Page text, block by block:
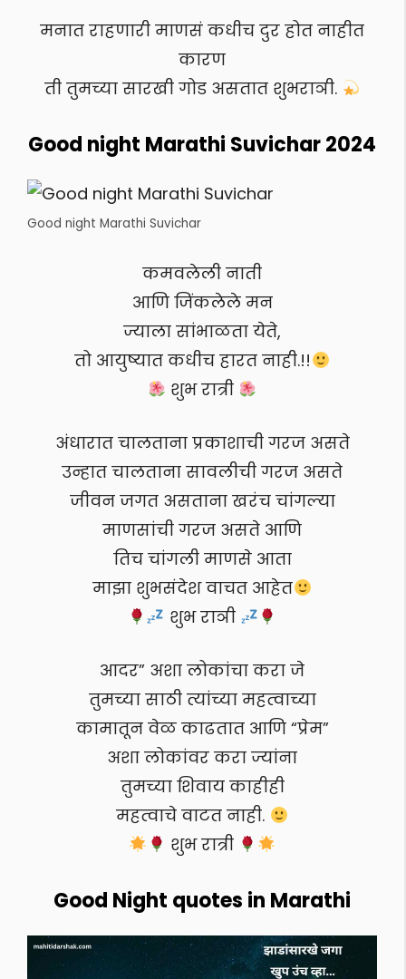
मनात राहणारी माणसं कधीच दुर होत नाहीत
कारण
ती तुमच्या सारखी गोड असतात शुभराञी.
Good night Marathi Suvichar 2024
Good night Marathi Suvichar
कमवलेली नाती
आणि जिंकलेले मन
ज्याला सांभाळता येते,
तो आयुष्यात कधीच हारत नाही.!!
शुभ रात्री
अंधारात चालताना प्रकाशाची गरज असते
उन्हात चालताना सावलीची गरज असते
जीवन जगत असताना खरंच चांगल्या
माणसांची गरज असते आणि
तिच चांगली माणसे आता
माझा शुभसंदेश वाचत आहेत
शुभ राञी
आदर” अशा लोकांचा करा जे
तुमच्या साठी त्यांच्या महत्वाच्या
कामातून वेळ काढतात आणि “प्रेम”
अशा लोकांवर करा ज्यांना
तुमच्या शिवाय काहीही
महत्वाचे वाटत नाही.
शुभ रात्री
Good Night quotes in Marathi